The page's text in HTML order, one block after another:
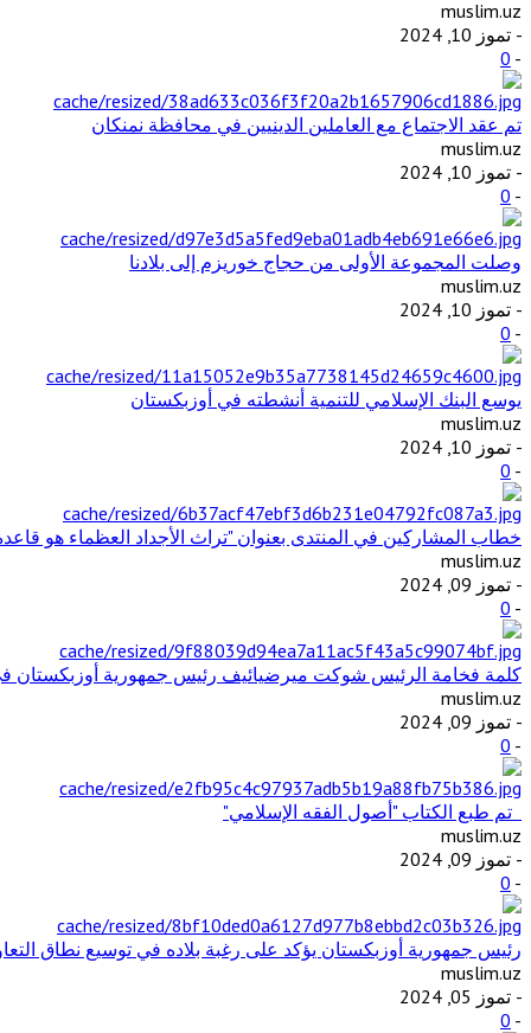
muslim.uz
- تموز 10, 2024
-
0
تم عقد الاجتماع مع العاملين الدينيين في محافظة نمنكان
muslim.uz
- تموز 10, 2024
-
0
وصلت المجموعة الأولى من حجاج خوريزم إلى بلادنا
muslim.uz
- تموز 10, 2024
-
0
يوسع البنك الإسلامي للتنمية أنشطته في أوزبكستان
muslim.uz
- تموز 10, 2024
-
0
خطاب المشاركين في المنتدى بعنوان "تراث الأجداد العظماء هو
muslim.uz
- تموز 09, 2024
-
0
كلمة فخامة الرئيس شوكت ميرضيائيف رئيس جمهورية أوزبكستان في
muslim.uz
- تموز 09, 2024
-
0
تم طبع الكتاب "أصول الفقه الإسلامي"
muslim.uz
- تموز 09, 2024
-
0
رئيس جمهورية أوزبكستان يؤكد على رغبة بلاده في توسيع نطاق
muslim.uz
- تموز 05, 2024
-
0